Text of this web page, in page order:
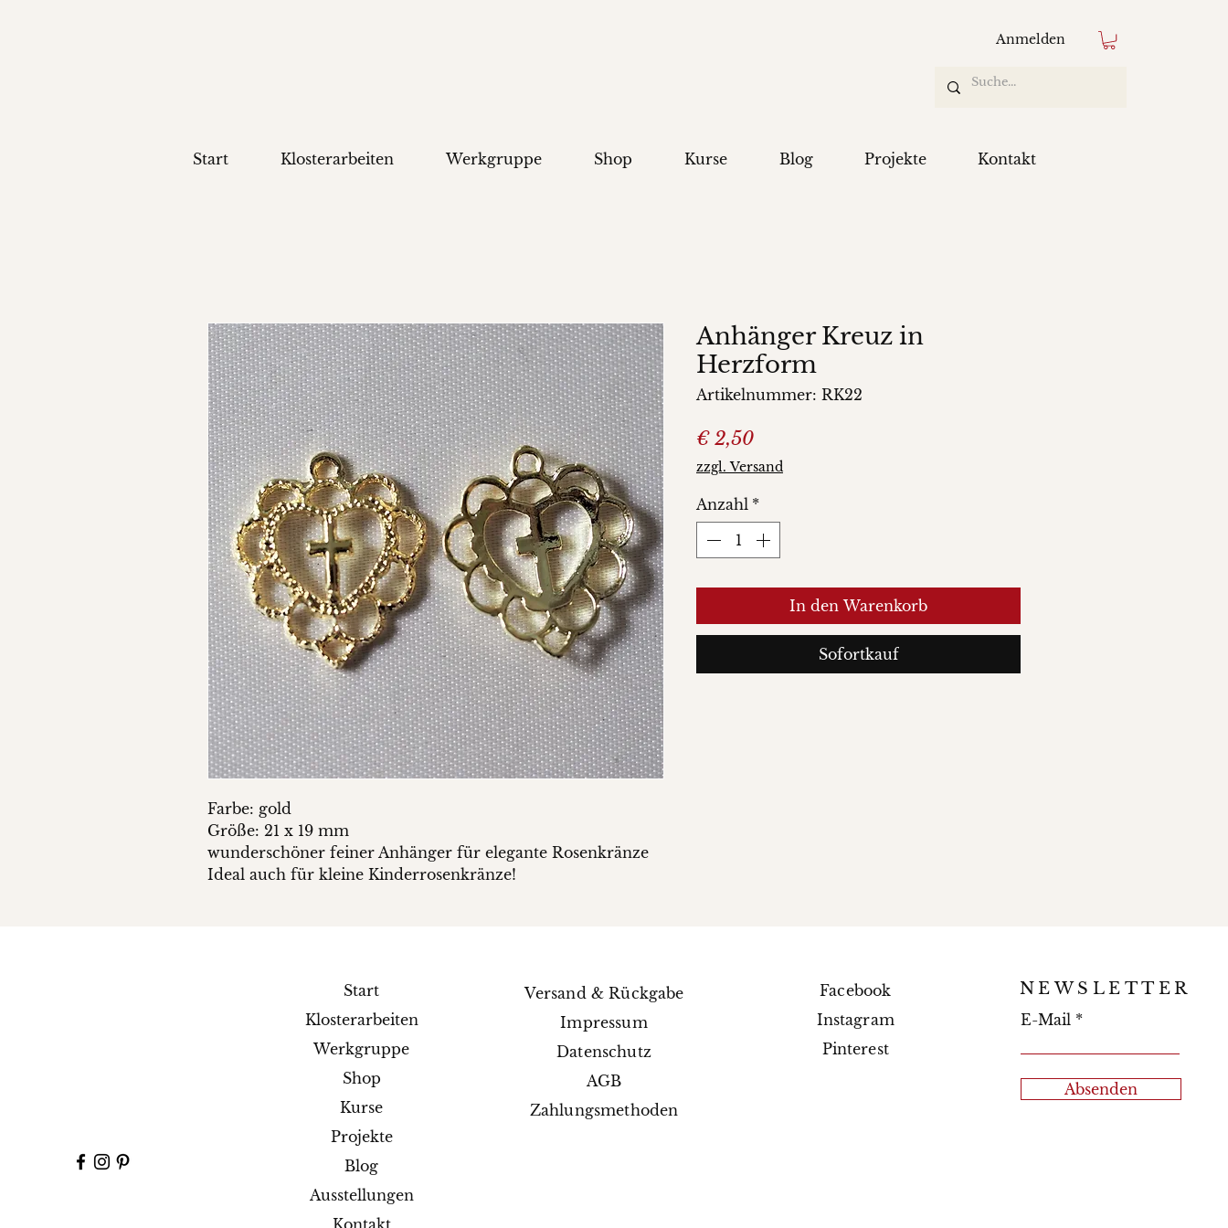
Anmelden
Start Klosterarbeiten Werkgruppe Shop Kurse Blog Projekte Kontakt
Farbe: gold
Größe: 21 x 19 mm
wunderschöner feiner Anhänger für elegante Rosenkränze
Ideal auch für kleine Kinderrosenkränze!
Anhänger Kreuz in
Herzform
Artikelnummer: RK22
€ 2,50Preis
zzgl. Versand
Anzahl *
In den Warenkorb
Sofortkauf
Start
Klosterarbeiten
Werkgruppe
Shop
Kurse
Projekte
Blog
Ausstellungen
Kontakt
Versand & Rückgabe
Impressum
Datenschutz
AGB
Zahlungsmethoden
Facebook
Instagram
Pinterest
NEWSLETTER
E-Mail
Absenden